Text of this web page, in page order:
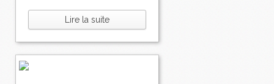
Lire la suite